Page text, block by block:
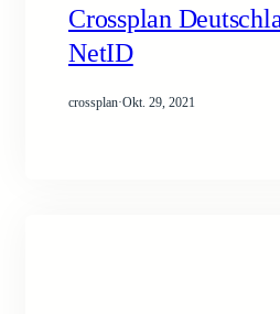
Crossplan
NetID
crossplan·Okt. 29, 2021